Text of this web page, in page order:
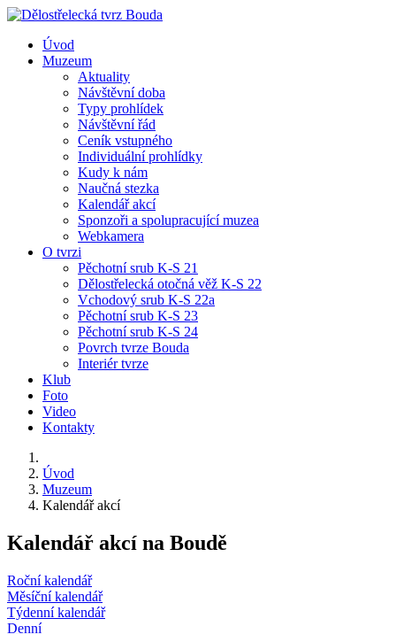
Úvod
Muzeum
Aktuality
Návštěvní doba
Typy prohlídek
Návštěvní řád
Ceník vstupného
Individuální prohlídky
Kudy k nám
Naučná stezka
Kalendář akcí
Sponzoři a spolupracující muzea
Webkamera
O tvrzi
Pěchotní srub K-S 21
Dělostřelecká otočná věž K-S 22
Vchodový srub K-S 22a
Pěchotní srub K-S 23
Pěchotní srub K-S 24
Povrch tvrze Bouda
Interiér tvrze
Klub
Foto
Video
Kontakty
Úvod
Muzeum
Kalendář akcí
Kalendář akcí na Boudě
Roční kalendář
Měsíční kalendář
Týdenní kalendář
Denní